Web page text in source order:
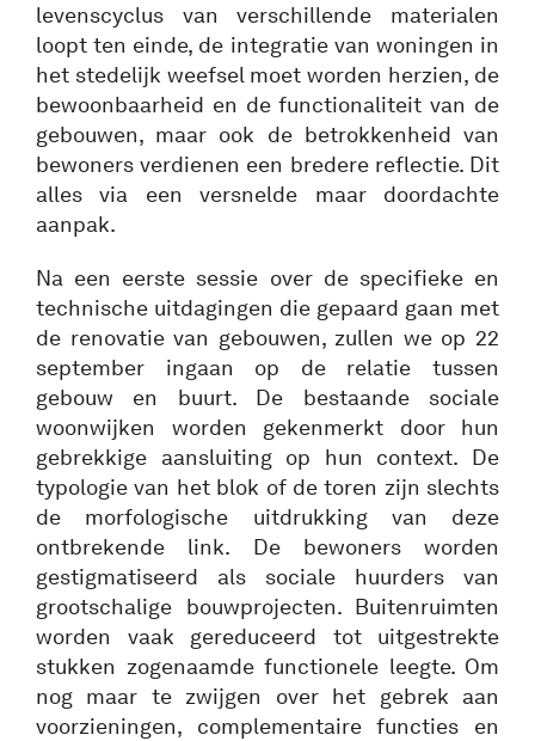
levenscyclus van verschillende materialen
loopt ten einde, de integratie van woningen in
het stedelijk weefsel moet worden herzien, de
bewoonbaarheid en de functionaliteit van de
gebouwen, maar ook de betrokkenheid van
bewoners verdienen een bredere reflectie. Dit
alles via een versnelde maar doordachte
aanpak.
Na een eerste sessie over de specifieke en
technische uitdagingen die gepaard gaan met
de renovatie van gebouwen, zullen we op 22
september ingaan op de relatie tussen
gebouw en buurt. De bestaande sociale
woonwijken worden gekenmerkt door hun
gebrekkige aansluiting op hun context. De
typologie van het blok of de toren zijn slechts
de morfologische uitdrukking van deze
ontbrekende link. De bewoners worden
gestigmatiseerd als sociale huurders van
grootschalige bouwprojecten. Buitenruimten
worden vaak gereduceerd tot uitgestrekte
stukken zogenaamde functionele leegte. Om
nog maar te zwijgen over het gebrek aan
voorzieningen, complementaire functies en